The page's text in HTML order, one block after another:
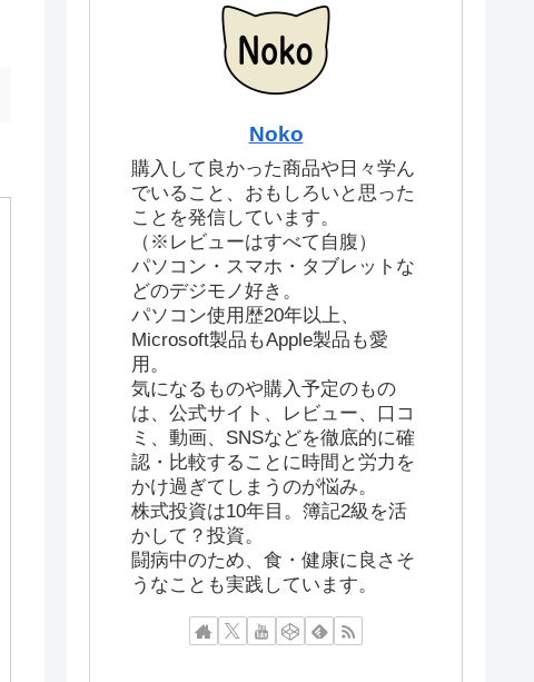
Noko
購入して良かった商品や日々学ん
でいること、おもしろいと思った
ことを発信しています。
（※レビューはすべて自腹）
パソコン・スマホ・タブレットな
どのデジモノ好き。
パソコン使用歴20年以上、
Microsoft製品もApple製品も愛
用。
気になるものや購入予定のもの
は、公式サイト、レビュー、口コ
ミ、動画、SNSなどを徹底的に確
認・比較することに時間と労力を
かけ過ぎてしまうのが悩み。
株式投資は10年目。簿記2級を活
かして？投資。
闘病中のため、食・健康に良さそ
うなことも実践しています。